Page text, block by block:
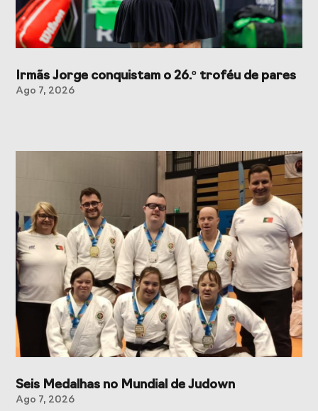
Irmãs Jorge conquistam o 26.º troféu de pares
Ago 7, 2026
Seis Medalhas no Mundial de Judown
Ago 7, 2026